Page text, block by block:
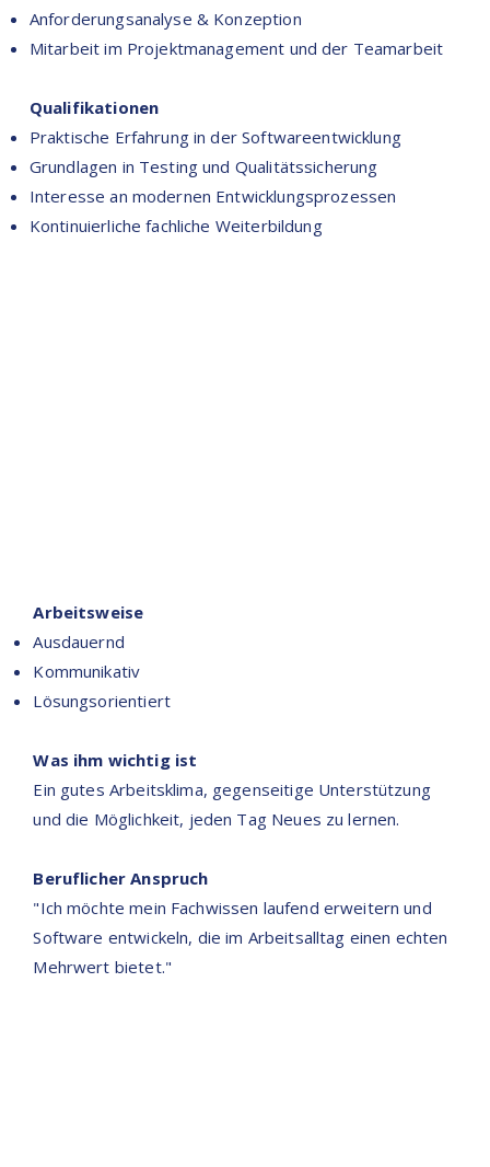
Anforderungsanalyse & Konzeption
Mitarbeit im Projektmanagement und der Teamarbeit
Qualifikationen
Praktische Erfahrung in der Softwareentwicklung
Grundlagen in Testing und Qualitätssicherung
Interesse an modernen Entwicklungsprozessen
Kontinuierliche fachliche Weiterbildung
Arbeitsweise
Ausdauernd
Kommunikativ
Lösungsorientiert
Was ihm wichtig ist
Ein gutes Arbeitsklima, gegenseitige Unterstützung
und die Möglichkeit, jeden Tag Neues zu lernen.
Beruflicher Anspruch
"Ich möchte mein Fachwissen laufend erweitern und
Software entwickeln, die im Arbeitsalltag einen echten
Mehrwert bietet."